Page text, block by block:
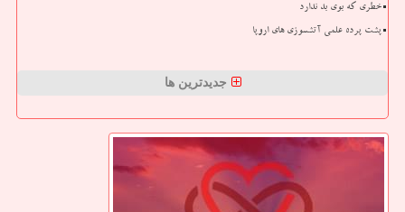
خطری که بوی بد ندارد
پشت پرده علمی آتشسوزی های اروپا
جدیدترین ها